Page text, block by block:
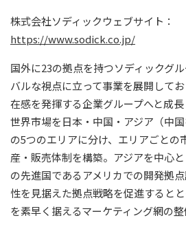
株式会社ソディックウェブサイト：
https://www.sodick.co.jp/
国外に23の拠点を持つソディックグ
バルな視点に立って事業を展開して
在感を発揮する企業グループへと成長
世界市場を日本・中国・アジア（中
の5つのエリアに分け、エリアごとの
産・販売体制を構築。アジアを中心
の先進国であるアメリカでの開発拠
性を見据えた拠点戦略を促進すると
を素早く据えるマーケティング網の整